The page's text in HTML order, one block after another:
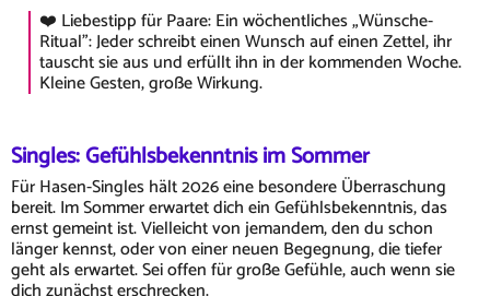
❤️ Liebestipp für Paare: Ein wöchentliches „Wünsche-
Ritual": Jeder schreibt einen Wunsch auf einen Zettel, ihr
tauscht sie aus und erfüllt ihn in der kommenden Woche.
Kleine Gesten, große Wirkung.
Singles: Gefühlsbekenntnis im Sommer
Für Hasen-Singles hält 2026 eine besondere Überraschung
bereit. Im Sommer erwartet dich ein Gefühlsbekenntnis, das
ernst gemeint ist. Vielleicht von jemandem, den du schon
länger kennst, oder von einer neuen Begegnung, die tiefer
geht als erwartet. Sei offen für große Gefühle, auch wenn sie